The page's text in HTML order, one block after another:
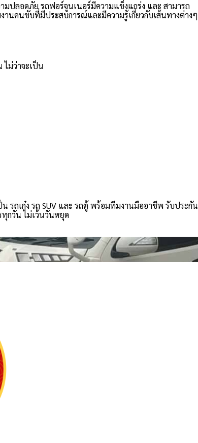
มปลอดภัย รถฟอร์จูนเนอร์มีความแข็งแกร่ง และ สามารถ
านคนขับที่มีประสบการณ์และมีความรู้เกี่ยวกับเส้นทางต่างๆ
ไม่ว่าจะเป็น
รถเก๋ง รถ SUV และ รถตู้ พร้อมทีมงานมืออาชีพ รับประกัน
ทุกวัน ไม่เว้นวันหยุด